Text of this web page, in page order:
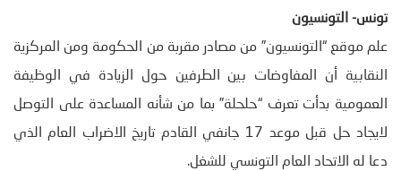
تونس- التونسيون
علم موقع “التونسيون” من مصادر مقربة من الحكومة ومن المركزية
النقابية أن المفاوضات بين الطرفين حول الزيادة في الوظيفة
العمومية بدأت تعرف “حلحلة” بما من شأنه المساعدة على التوصل
لايجاد حل قبل موعد 17 جانفي القادم تاريخ الاضراب العام الذي
دعا له الاتحاد العام التونسي للشغل.